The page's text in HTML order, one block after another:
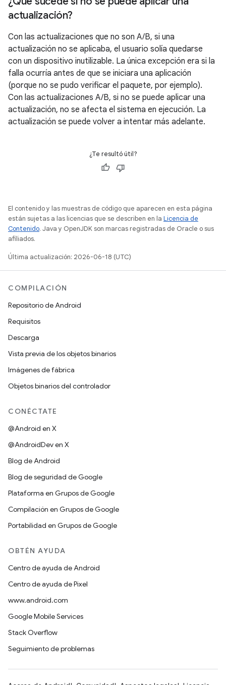
actualización?
Con las actualizaciones que no son A/B, si una
actualización no se aplicaba, el usuario solía quedarse
con un dispositivo inutilizable. La única excepción era si la
falla ocurría antes de que se iniciara una aplicación
(porque no se pudo verificar el paquete, por ejemplo).
Con las actualizaciones A/B, si no se puede aplicar una
actualización, no se afecta el sistema en ejecución. La
actualización se puede volver a intentar más adelante.
¿Te resultó útil?
El contenido y las muestras de código que aparecen en esta página
están sujetas a las licencias que se describen en la Licencia de
Contenido. Java y OpenJDK son marcas registradas de Oracle o sus
afiliados.
Última actualización: 2026-06-18 (UTC)
COMPILACIÓN
Repositorio de Android
Requisitos
Descarga
Vista previa de los objetos binarios
Imágenes de fábrica
Objetos binarios del controlador
CONÉCTATE
@Android en X
@AndroidDev en X
Blog de Android
Blog de seguridad de Google
Plataforma en Grupos de Google
Compilación en Grupos de Google
Portabilidad en Grupos de Google
OBTÉN AYUDA
Centro de ayuda de Android
Centro de ayuda de Pixel
www.android.com
Google Mobile Services
Stack Overflow
Seguimiento de problemas